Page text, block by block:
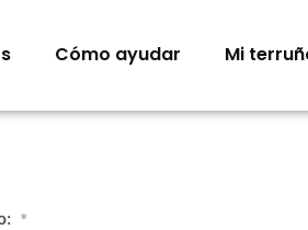
Cómo ayudar Mi
*